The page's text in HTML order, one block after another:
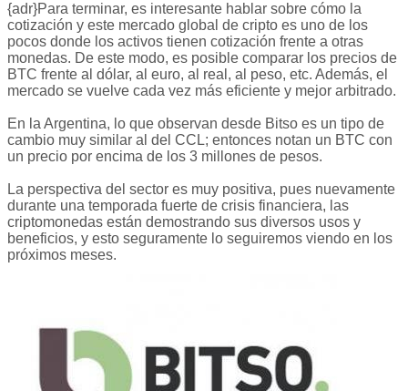
{adr}Para terminar, es interesante hablar sobre cómo la
cotización y este mercado global de cripto es uno de los
pocos donde los activos tienen cotización frente a otras
monedas. De este modo, es posible comparar los precios de
BTC frente al dólar, al euro, al real, al peso, etc. Además, el
mercado se vuelve cada vez más eficiente y mejor arbitrado.
En la Argentina, lo que observan desde Bitso es un tipo de
cambio muy similar al del CCL; entonces notan un BTC con
un precio por encima de los 3 millones de pesos.
La perspectiva del sector es muy positiva, pues nuevamente
durante una temporada fuerte de crisis financiera, las
criptomonedas están demostrando sus diversos usos y
beneficios, y esto seguramente lo seguiremos viendo en los
próximos meses.